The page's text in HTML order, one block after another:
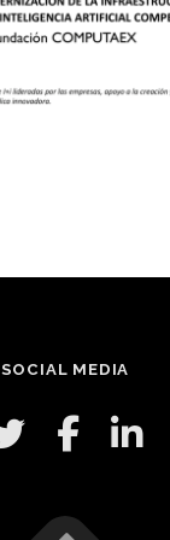
SOCIAL MEDIA